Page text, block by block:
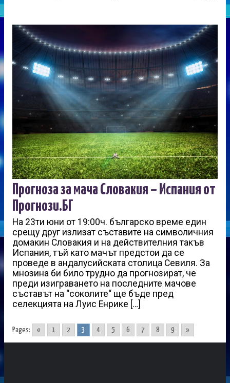
Прогноза за мача Словакия – Испания от
Прогнози.БГ
На 23ти юни от 19:00ч. българско време един
срещу друг излизат съставите на символичния
домакин Словакия и на действителния такъв
Испания, тъй като мачът предстои да се
проведе в андалусийската столица Севиля. За
мнозина би било трудно да прогнозират, че
преди изиграването на последните мачове
съставът на “соколите“ ще бъде пред
селекцията на Луис Енрике […]
Pages: « 1 2 3 4 5 6 7 8 9 »